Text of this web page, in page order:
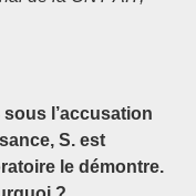
sous l’accusation
S. est
le démontre.